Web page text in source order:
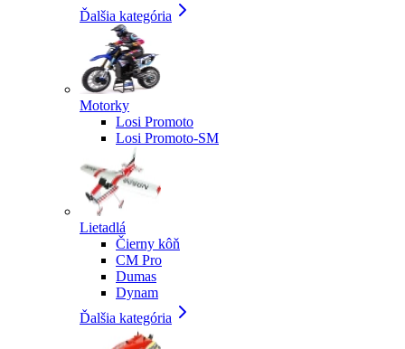
Ďalšia kategória
Motorky
Losi Promoto
Losi Promoto-SM
Lietadlá
Čierny kôň
CM Pro
Dumas
Dynam
Ďalšia kategória